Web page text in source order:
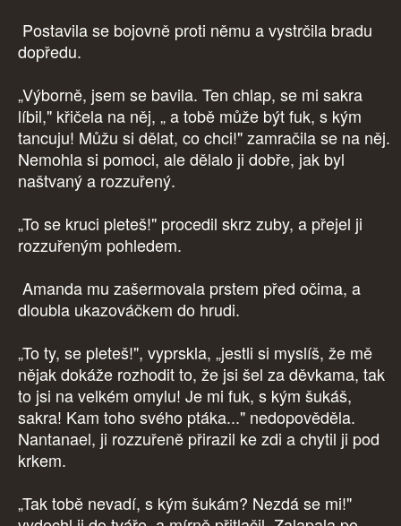
Postavila se bojovně proti němu a vystrčila bradu
dopředu.
„Výborně, jsem se bavila. Ten chlap, se mi sakra
líbil," křičela na něj, „ a tobě může být fuk, s kým
tancuju! Můžu si dělat, co chci!" zamračila se na něj.
Nemohla si pomoci, ale dělalo ji dobře, jak byl
naštvaný a rozzuřený.
„To se kruci pleteš!" procedil skrz zuby, a přejel ji
rozzuřeným pohledem.
Amanda mu zašermovala prstem před očima, a
dloubla ukazováčkem do hrudi.
„To ty, se pleteš!", vyprskla, „jestli si myslíš, že mě
nějak dokáže rozhodit to, že jsi šel za děvkama, tak
to jsi na velkém omylu! Je mi fuk, s kým šukáš,
sakra! Kam toho svého ptáka..." nedopověděla.
Nantanael, ji rozzuřeně přirazil ke zdi a chytil ji pod
krkem.
„Tak tobě nevadí, s kým šukám? Nezdá se mi!"